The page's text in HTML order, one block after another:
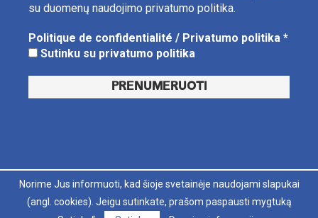
su duomenų naudojimo privatumo politika.
Politique de confidentialité / Privatumo politika *
Sutinku su privatumo politika
Norime Jus informuoti, kad šioje svetainėje naudojami slapukai
(angl. cookies). Jeigu sutinkate, prašom paspausti mygtuką
LT FR